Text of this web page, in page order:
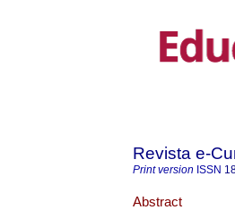
Revista e-
Print version ISSN
Abstract